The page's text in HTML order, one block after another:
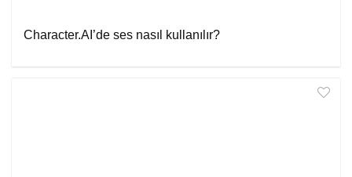
Character.AI’de ses nasıl kullanılır?